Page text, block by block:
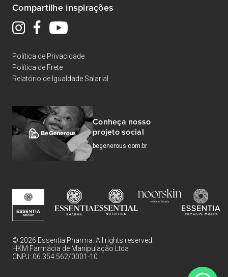
Compartilhe inspirações
Política de Privacidade
Política de Frete
Relatório de Igualdade Salarial
Conheça nosso
projeto social
begenerous.com.br
© 2026 Essentia Pharma. All rights reserved.
HKM Farmácia de Manipulação Ltda
CNPJ: 06.354.562/0001-10